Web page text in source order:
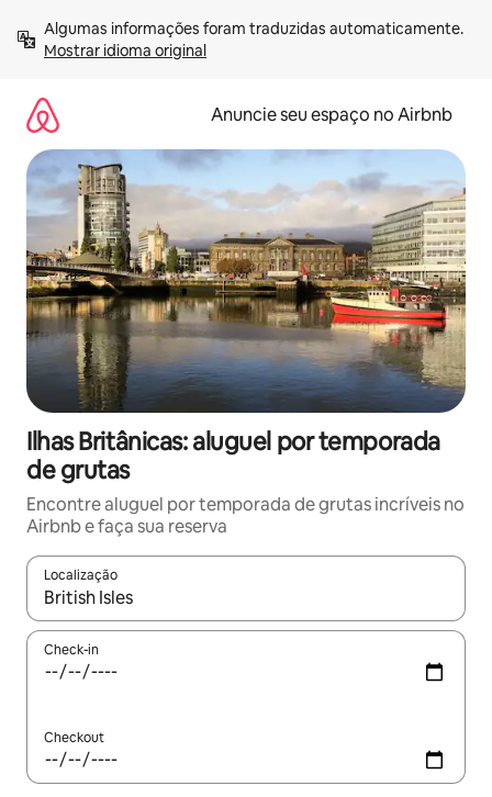
para
Mostrar idioma original
Anuncie seu espaço no Airbnb
Ilhas Britânicas: aluguel por temporada
de grutas
Encontre aluguel por temporada de grutas incríveis no
Airbnb e faça sua reserva
Localização
Quando os resultados estiverem disponíveis, explore-os
Check-in
Checkout